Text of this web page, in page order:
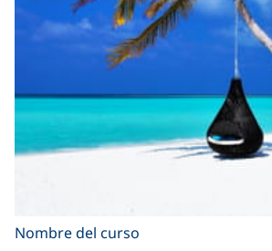
Nombre del curso